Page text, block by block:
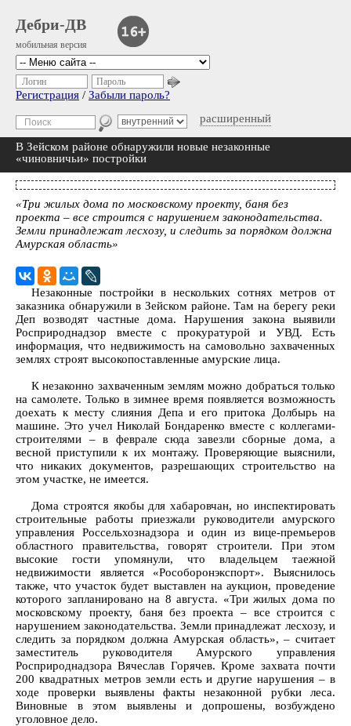
Дебри-ДВ
мобильная версия
расширенный
Логин Пароль
Регистрация / Забыли пароль?
В Зейском районе обнаружили новые незаконные
«чиновничьи» постройки
«Три жилых дома по московскому проекту, баня без
проекта – все строится с нарушением законодательства.
Земли принадлежат лесхозу, и следить за порядком должна
Амурская область»
Незаконные постройки в нескольких сотнях метров от
заказника обнаружили в Зейском районе. Там на берегу реки
Деп возводят частные дома. Нарушения закона выявили
Росприроднадзор вместе с прокуратурой и УВД. Есть
информация, что недвижимость на самовольно захваченных
землях строят высокопоставленные амурские лица.
К незаконно захваченным землям можно добраться только
на самолете. Только в зимнее время появляется возможность
доехать к месту слияния Депа и его притока Долбырь на
машине. Это учел Николай Бондаренко вместе с коллегами-
строителями – в феврале сюда завезли сборные дома, а
весной приступили к их монтажу. Проверяющие выяснили,
что никаких документов, разрешающих строительство на
этом участке, не имеется.
Дома строятся якобы для хабаровчан, но инспектировать
строительные работы приезжали руководители амурского
управления Россельхознадзора и один из вице-премьеров
областного правительства, говорят строители. При этом
высокие гости упомянули, что владельцем таежной
недвижимости является «Рособоронэкспорт». Выяснилось
также, что участок будет выставлен на аукцион, проведение
которого запланировано на 8 августа. «Три жилых дома по
московскому проекту, баня без проекта – все строится с
нарушением законодательства. Земли принадлежат лесхозу, и
следить за порядком должна Амурская область», – считает
заместитель руководителя Амурского управления
Росприроднадзора Вячеслав Горячев. Кроме захвата почти
200 квадратных метров земли есть и другие нарушения – в
ходе проверки выявлены факты незаконной рубки леса.
Виновные в этом выявлены и допрошены, возбуждено
уголовное дело.